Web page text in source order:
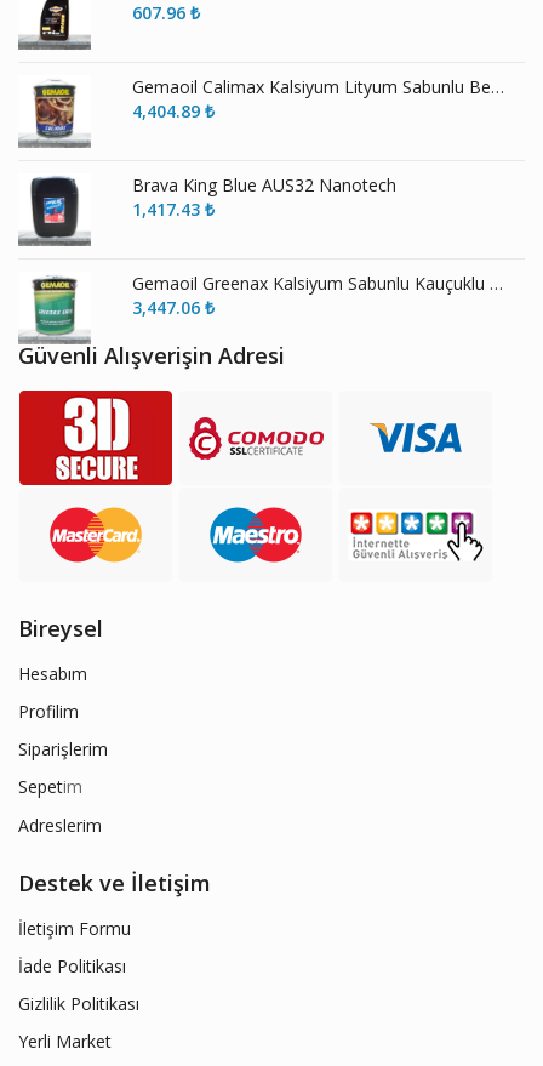
607.96 ₺
Gemaoil Calimax Kalsiyum Lityum Sabunlu Beyaz Gres
4,404.89 ₺
Brava King Blue AUS32 Nanotech
1,417.43 ₺
Gemaoil Greenax Kalsiyum Sabunlu Kauçuklu Gres
3,447.06 ₺
Güvenli Alışverişin Adresi
Bireysel
Hesabım
Profilim
Siparişlerim
Sepetim
Adreslerim
Destek ve İletişim
İletişim Formu
İade Politikası
Gizlilik Politikası
Yerli Market